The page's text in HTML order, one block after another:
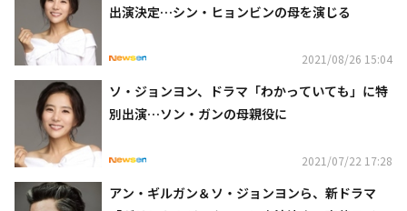
出演決定…シン・ヒョンビンの母を演じる
2021/08/26 15:04
ソ・ジョンヨン、ドラマ「わかっていても」に特
別出演…ソン・ガンの母親役に
2021/07/22 17:28
アン・ギルガン＆ソ・ジョンヨンら、新ドラマ